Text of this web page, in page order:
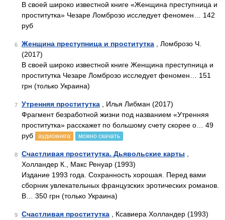
В своей широко известной книге «Женщина преступница и
проститутка» Чезаре Ломброзо исследует феномен… 142
руб
6 Женщина преступница и проститутка , Ломброзо Ч.
(2017)
В своей широко известной книге Женщина преступница и
проститутка Чезаре Ломброзо исследует феномен… 151
грн (только Украина)
7 Утренняя проститутка , Илья Либман (2017)
Фрагмент безработной жизни под названием «Утренняя
проститутка» расскажет по большому счету скорее о… 49
руб
аудиокнига можно скачать
8 Счастливая проститутка. Дьявольские карты
Холландер К., Макс Ренуар (1993)
Издание 1993 года. Сохранность хорошая. Перед вами
сборник увлекательных французских эротических романов.
В… 350 грн (только Украина)
9 Счастливая проститутка , Ксавиера Холландер (1993)